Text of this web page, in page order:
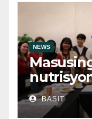
NEWS
BASIT